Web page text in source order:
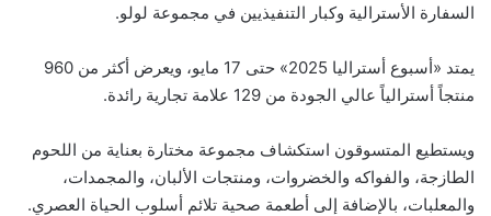
السفارة الأسترالية وكبار التنفيذيين في مجموعة لولو.
يمتد «أسبوع أستراليا 2025» حتى 17 مايو، ويعرض أكثر من 960
منتجاً أسترالياً عالي الجودة من 129 علامة تجارية رائدة.
ويستطيع المتسوقون استكشاف مجموعة مختارة بعناية من اللحوم
الطازجة، والفواكه والخضروات، ومنتجات الألبان، والمجمدات،
والمعلبات، بالإضافة إلى أطعمة صحية تلائم أسلوب الحياة العصري.